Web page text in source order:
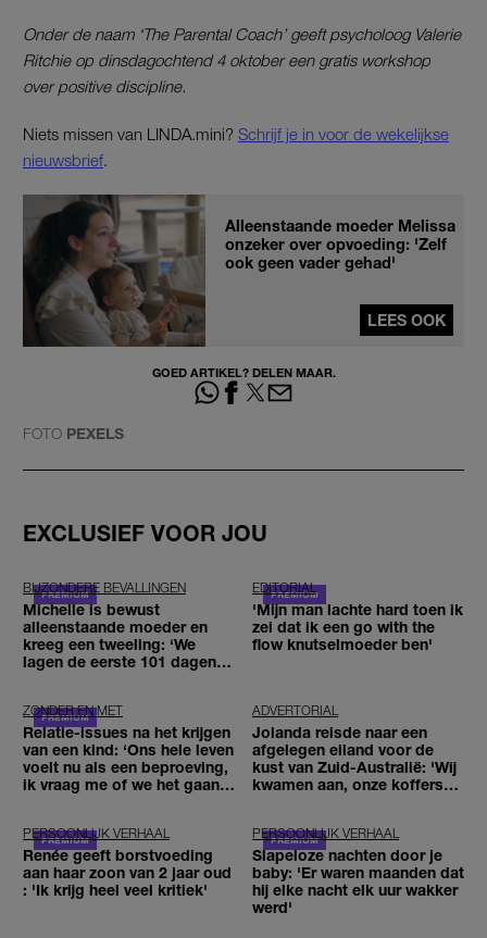
Onder de naam ‘The Parental Coach’ geeft psycholoog Valerie
Ritchie op dinsdagochtend 4 oktober een gratis workshop
over positive discipline.
Niets missen van LINDA.mini? Schrijf je in voor de wekelijkse
nieuwsbrief
Alleenstaande moeder Melissa
onzeker over opvoeding: 'Zelf
ook geen vader gehad'
LEES OOK
GOED ARTIKEL? DELEN MAAR.
FOTO PEXELS
EXCLUSIEF VOOR JOU
BIJZONDERE BEVALLINGEN
Michelle is bewust
alleenstaande moeder en
kreeg een tweeling: ‘We
lagen de eerste 101 dagen in
EDITORIAL
'Mijn man lachte hard toen ik
zei dat ik een go with the
flow knutselmoeder ben'
ZONDER EN MET
Relatie-issues na het krijgen
van een kind: ‘Ons hele leven
voelt nu als een beproeving,
ik vraag me of we het gaan
ADVERTORIAL
Jolanda reisde naar een
afgelegen eiland voor de
kust van Zuid-Australië: 'Wij
kwamen aan, onze koffers
PERSOONLIJK VERHAAL
Renée geeft borstvoeding
aan haar zoon van 2 jaar oud
: 'Ik krijg heel veel kritiek'
PERSOONLIJK VERHAAL
Slapeloze nachten door je
baby: 'Er waren maanden dat
hij elke nacht elk uur wakker
werd'